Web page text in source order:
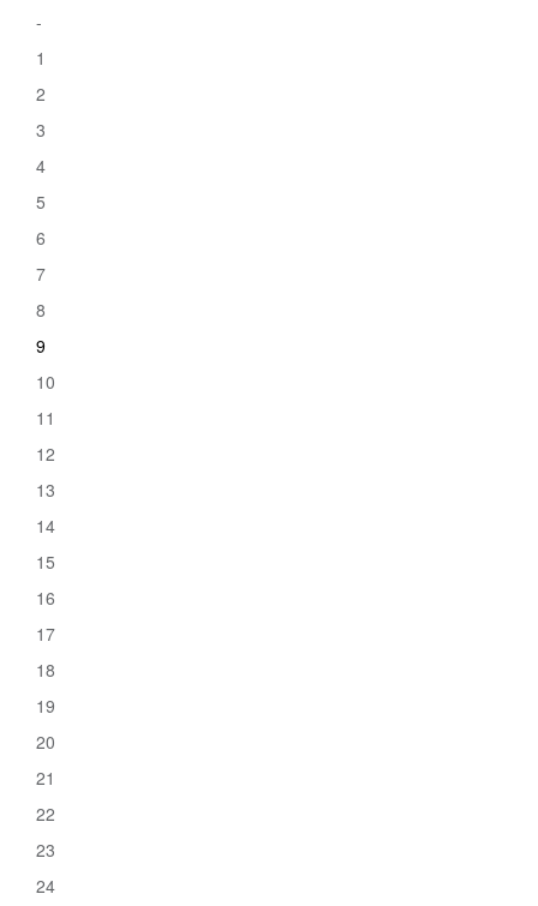
-
1
2
3
4
5
6
7
8
9
10
11
12
13
14
15
16
17
18
19
20
21
22
23
24